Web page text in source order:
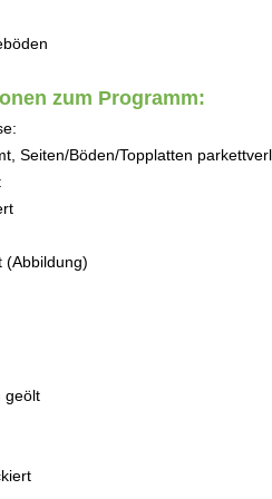
zum Programm:
Seiten/Böden/Topplatten
(Abbildung)
geölt